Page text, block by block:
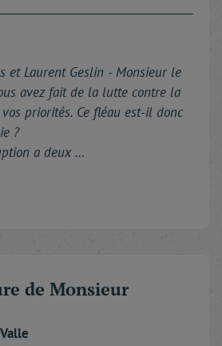
et Laurent Geslin - Monsieur le
avez fait de la lutte contre la
priorités. Ce fléau est-il donc
?
a deux …
de Monsieur